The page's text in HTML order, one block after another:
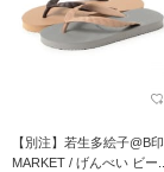
【別注】若生多絵子@B印
MARKET / げんべい ビー...